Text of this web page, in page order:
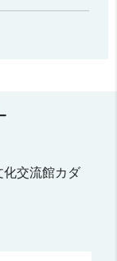
交流館カダ